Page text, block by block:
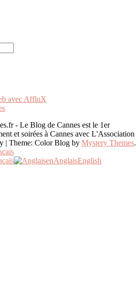
avec AffluX
- Le Blog de Cannes est le 1er
et soirées à Cannes avec L'Association
| Theme: Color Blog by Mystery Themes.
enAnglaisEnglish